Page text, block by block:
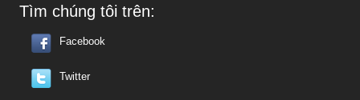
Tìm chúng tôi trên:
Facebook
Twitter